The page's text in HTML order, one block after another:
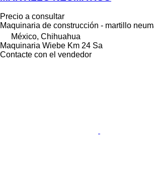
Precio a consultar
Maquinaria de construcción - martillo
México, Chihuahua
Maquinaria Wiebe Km 24 Sa
Contacte con el vendedor